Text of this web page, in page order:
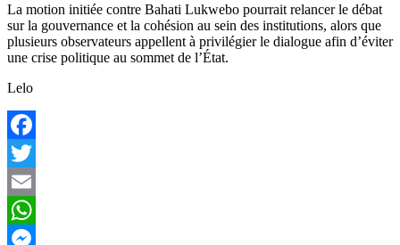
La motion initiée contre Bahati Lukwebo pourrait relancer le débat
sur la gouvernance et la cohésion au sein des institutions, alors que
plusieurs observateurs appellent à privilégier le dialogue afin d’éviter
une crise politique au sommet de l’État.
Lelo
Facebook
Twitter
Email
WhatsApp